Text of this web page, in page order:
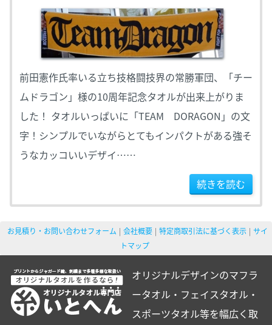
前田憲作氏率いる立ち技格闘技界の常勝軍団、「チー
ムドラゴン」様の10周年記念タオルが出来上がりま
した！ タオルいっぱいに「TEAM DORAGON」の文
字！シンプルでいながらとてもインパクトがある強そ
うなカッコいいデザイ……
続きを読む
お見積り・お問い合わせフォーム 会社概要 特定商取引法に基づく表示
サイ
トマップ
オリジナルデザインのマフラ
ータオル・フェイスタオル・
スポーツタオル等を幅広く取